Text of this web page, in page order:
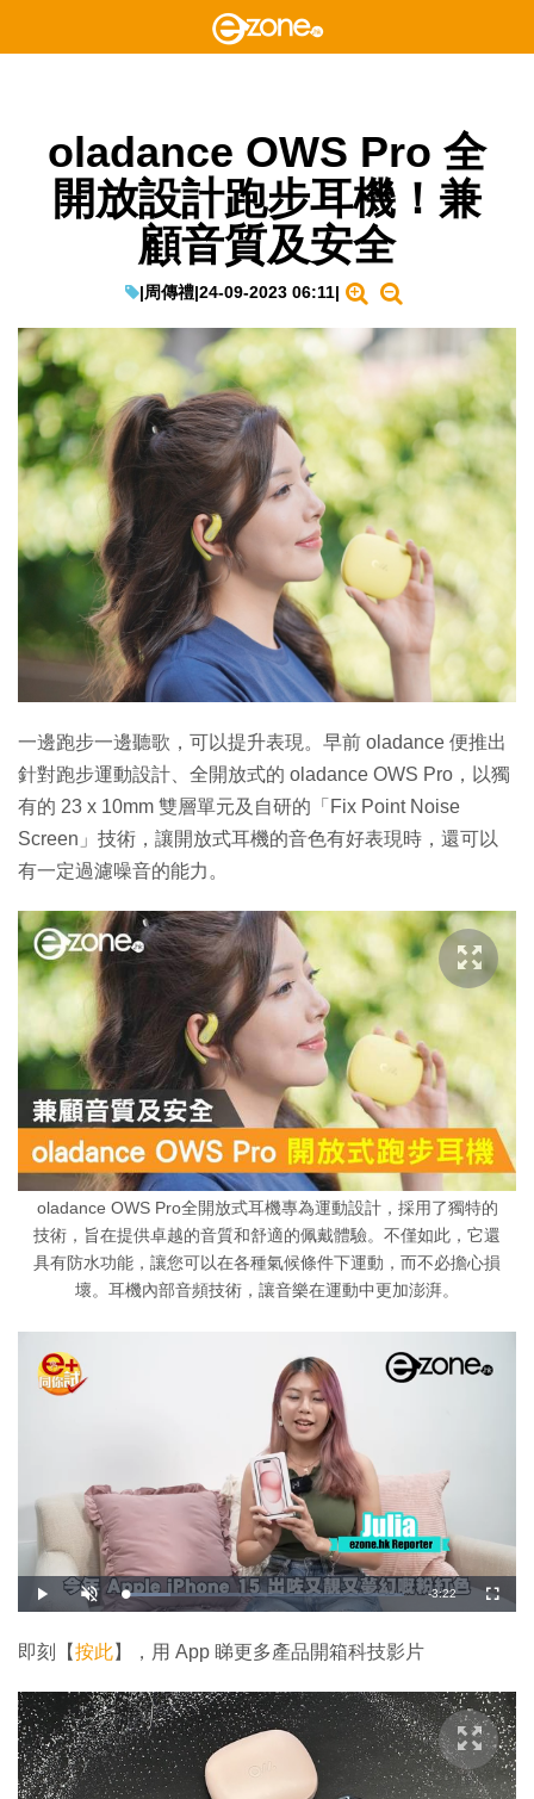
oladance OWS Pro 全
開放設計跑步耳機！兼
顧音質及安全
|周傳禮|24-09-2023 06:11|
一邊跑步一邊聽歌，可以提升表現。早前 oladance 便推出
針對跑步運動設計、全開放式的 oladance OWS Pro，以獨
有的 23 x 10mm 雙層單元及自研的「Fix Point Noise
Screen」技術，讓開放式耳機的音色有好表現時，還可以
有一定過濾噪音的能力。
oladance OWS Pro全開放式耳機專為運動設計，採用了獨特的
技術，旨在提供卓越的音質和舒適的佩戴體驗。不僅如此，它還
具有防水功能，讓您可以在各種氣候條件下運動，而不必擔心損
壞。耳機內部音頻技術，讓音樂在運動中更加澎湃。
播
放
開
啟
載
入
1
0
4
%
剩
間
-3:22
全
螢
即刻【按此】，用 App 睇更多產品開箱科技影片